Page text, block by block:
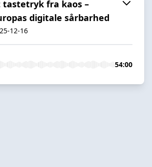
tastetryk fra kaos –
digitale sårbarhed
12-16
54:00